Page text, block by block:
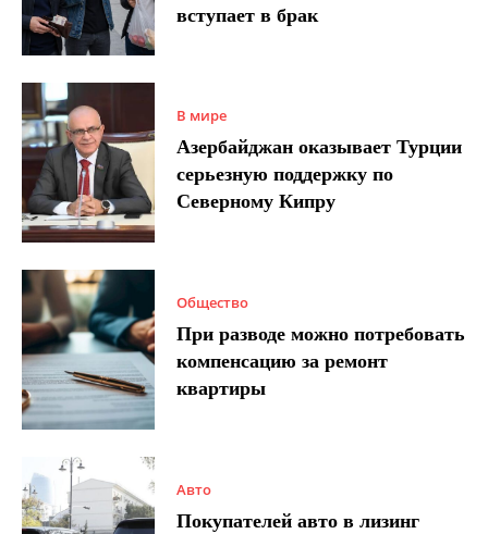
вступает в брак
В мире
Азербайджан оказывает Турции
серьезную поддержку по
Северному Кипру
Общество
При разводе можно потребовать
компенсацию за ремонт
квартиры
Авто
Покупателей авто в лизинг